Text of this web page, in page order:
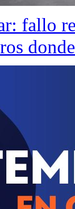
fallo